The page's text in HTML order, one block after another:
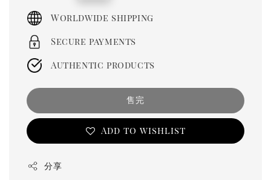
price
Worldwide shipping
Secure payments
Authentic products
售完
Add to wishlist
分享